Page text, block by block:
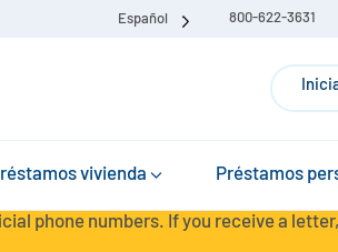
Español 800-622-3631
vivienda Préstamos
phone numbers. If you receive a